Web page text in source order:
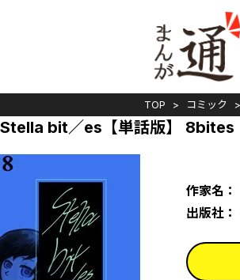
TOP コミック
Stella bit／es【単話版】 8bites
作家名：
出版社：